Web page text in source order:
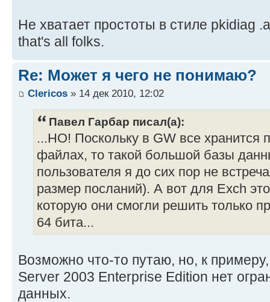
Не хватает простоты в стиле pkidiag
that's all folks.
Re: Может я чего не понимаю?
Clericos » 14 дек 2010, 12:02
Павел Гарбар писал(а):
...НО! Поскольку в GW все хранится
файлах, то такой большой базы
пользователя я до сих пор не
размер посланий). А вот для Exch
которую они смогли решить только
64 бита...
Возможно что-то путаю, но, к
Server 2003 Enterprise Edition нет
данных.